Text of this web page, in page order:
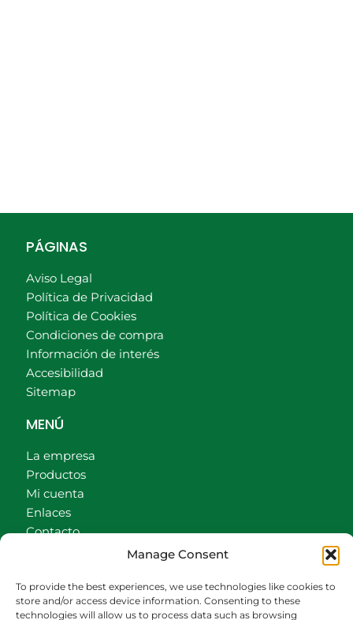
Manage Consent
To provide the best experiences, we use technologies like cookies to
store and/or access device information. Consenting to these
technologies will allow us to process data such as browsing
PÁGINAS
Aviso Legal
Política de Privacidad
Política de Cookies
Condiciones de compra
Información de interés
Accesibilidad
Sitemap
MENÚ
La empresa
Productos
Mi cuenta
Enlaces
Contacto
CONTACTO